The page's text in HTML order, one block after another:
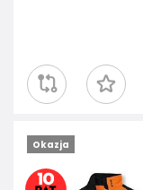
Okazja